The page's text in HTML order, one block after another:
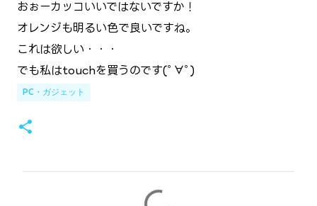
おぉーカッコいいではないですか！
オレンジも明るい色で良いですね。
これは欲しい・・・
でも私はtouchを買うのです(ﾟ∀ﾟ)
PC・ガジェット